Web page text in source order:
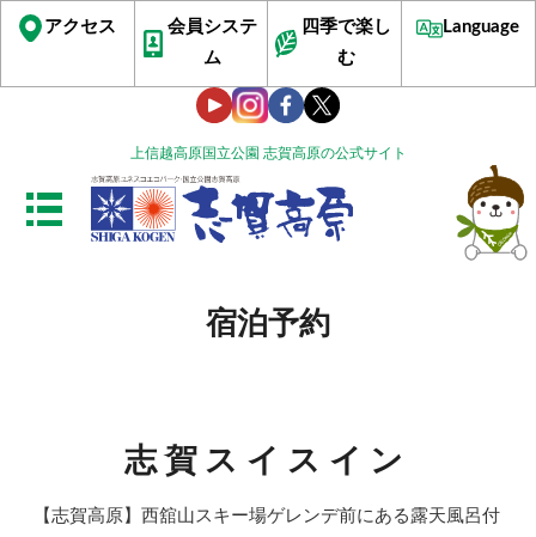
上信越高原国立公園 志賀高原の公式サイト
アクセス
会員システ
ム
四季で楽し
む
Language
宿泊予約
志賀スイスイン
【志賀高原】西舘山スキー場ゲレンデ前にある露天風呂付